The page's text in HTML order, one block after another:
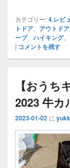
込
み
中…
カテゴリー:4.レビ
トドア
アウトド
ーブ、 ハイキング、
| コメントを残す
【おうち
2023 牛カ
2023-01-02 に